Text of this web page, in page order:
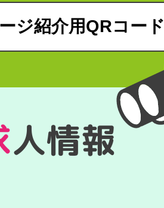
ジ紹介用QRコード
求人情報